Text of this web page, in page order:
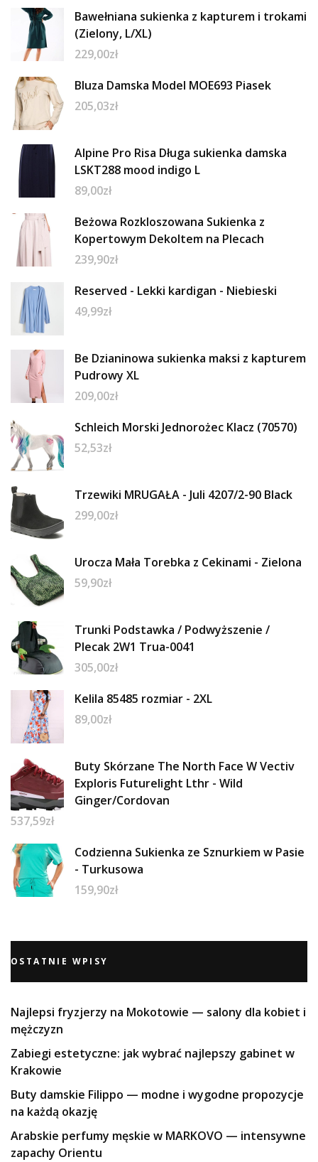
Bawełniana sukienka z kapturem i trokami
(Zielony, L/XL)
229,00zł
Bluza Damska Model MOE693 Piasek
205,03zł
Alpine Pro Risa Długa sukienka damska
LSKT288 mood indigo L
89,00zł
Beżowa Rozkloszowana Sukienka z
Kopertowym Dekoltem na Plecach
239,90zł
Reserved - Lekki kardigan - Niebieski
49,99zł
Be Dzianinowa sukienka maksi z kapturem
Pudrowy XL
209,00zł
Schleich Morski Jednorożec Klacz (70570)
52,53zł
Trzewiki MRUGAŁA - Juli 4207/2-90 Black
299,00zł
Urocza Mała Torebka z Cekinami - Zielona
59,90zł
Trunki Podstawka / Podwyższenie /
Plecak 2W1 Trua-0041
305,00zł
Kelila 85485 rozmiar - 2XL
89,00zł
Buty Skórzane The North Face W Vectiv
Exploris Futurelight Lthr - Wild
Ginger/Cordovan
537,59zł
Codzienna Sukienka ze Sznurkiem w Pasie
- Turkusowa
159,90zł
OSTATNIE WPISY
Najlepsi fryzjerzy na Mokotowie — salony dla kobiet i
mężczyzn
Zabiegi estetyczne: jak wybrać najlepszy gabinet w
Krakowie
Buty damskie Filippo — modne i wygodne propozycje
na każdą okazję
Arabskie perfumy męskie w MARKOVO — intensywne
zapachy Orientu